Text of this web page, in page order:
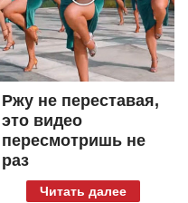
Ржу не переставая,
это видео
пересмотришь не
раз
Читать далее